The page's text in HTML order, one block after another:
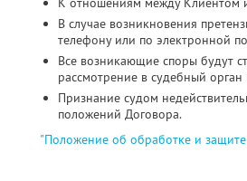
В случае возникновения
телефону или по электронной
Все возникающие споры будут
рассмотрение в судебный
Признание судом
положений Договора.
"Положение об обработке и